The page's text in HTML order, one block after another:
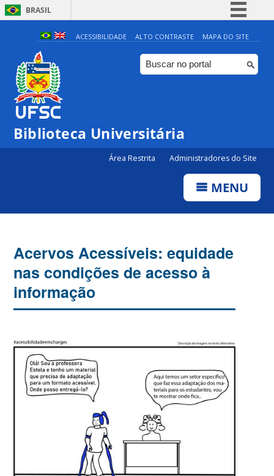
BRASIL
Simplifique!
Comunica BR
Participe
Canais
ACESSIBILIDADE ALTO CONTRASTE MAPA DO SITE
Biblioteca Universitária
Área Restrita Administradores do Site
MENU
Acervos Acessíveis: equidade
nas condições de acesso à
informação